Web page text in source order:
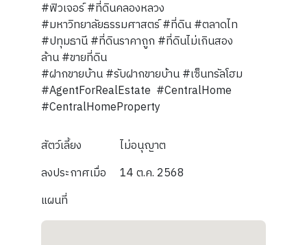
#ฟิวเจอร์ #ที่ดินคลองหลวง
#มหาวิทยาลัยธรรมศาสตร์ #ที่ดิน #ตลาดไท
#ปทุมธานี #ที่ดินราคาถูก #ที่ดินไม่เกินสอง
ล้าน #ขายที่ดิน
#ฝากขายบ้าน #รับฝากขายบ้าน #เซ็นทรัลโฮม
#AgentForRealEstate #CentralHome
#CentralHomeProperty
สัตว์เลี้ยง
ไม่อนุญาต
ลงประกาศเมื่อ
14 ต.ค. 2568
แผนที่